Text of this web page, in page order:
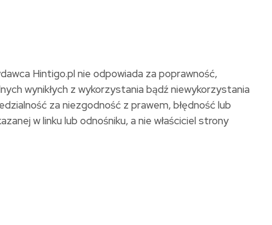
Hintigo.pl nie odpowiada za poprawność,
wynikłych z wykorzystania bądź niewykorzystania
za niezgodność z prawem, błędność lub
w linku lub odnośniku, a nie właściciel strony